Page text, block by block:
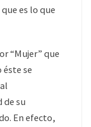
es lo que
“Mujer” que
se
de su
En efecto,